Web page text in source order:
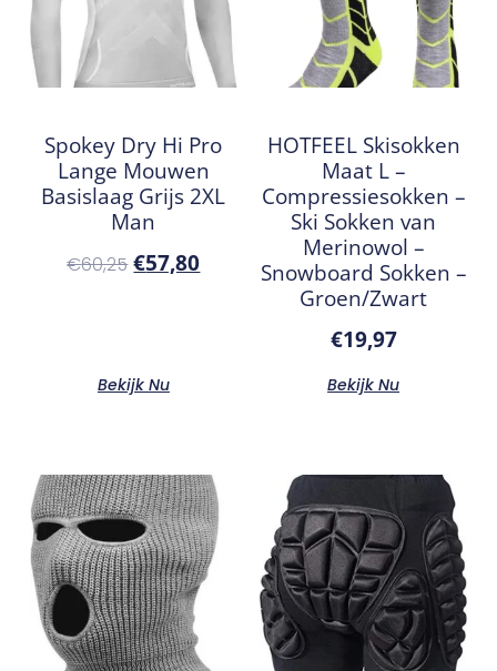
Spokey Dry Hi Pro
Lange Mouwen
Basislaag Grijs 2XL
Man
€60,25 €57,80
Bekijk Nu
HOTFEEL Skisokken
Maat L –
Compressiesokken –
Ski Sokken van
Merinowol –
Snowboard Sokken –
Groen/Zwart
€19,97
Bekijk Nu